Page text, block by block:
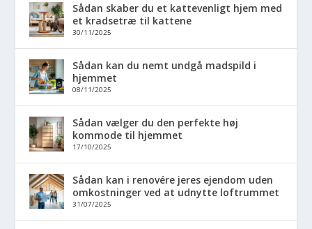
Sådan skaber du et kattevenligt hjem med
et kradsetræ til kattene
30/11/2025
Sådan kan du nemt undgå madspild i
hjemmet
08/11/2025
Sådan vælger du den perfekte høj
kommode til hjemmet
17/10/2025
Sådan kan i renovére jeres ejendom uden
omkostninger ved at udnytte loftrummet
31/07/2025